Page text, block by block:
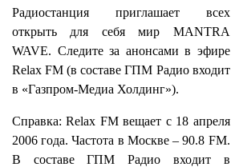
Радиостанция приглашает всех
открыть для себя мир MANTRA
WAVE. Следите за анонсами в эфире
Relax FM (в составе ГПМ Радио входит
в «Газпром-Медиа Холдинг»).
Справка: Relax FM вещает с 18 апреля
2006 года. Частота в Москве – 90.8 FM.
В составе ГПМ Радио входит в